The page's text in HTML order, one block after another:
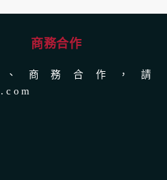
商務合作
商務合作，請